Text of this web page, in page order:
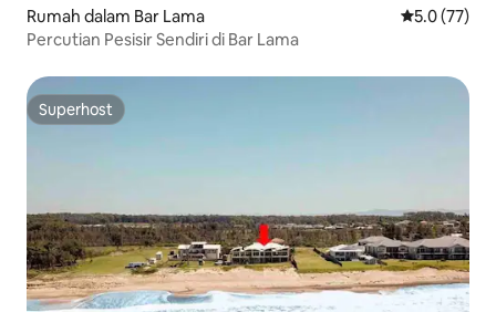
Rumah dalam Bar Lama Penarafan
5.0 (77)
Percutian Pesisir Sendiri di Bar Lama
Superhost
Superhost